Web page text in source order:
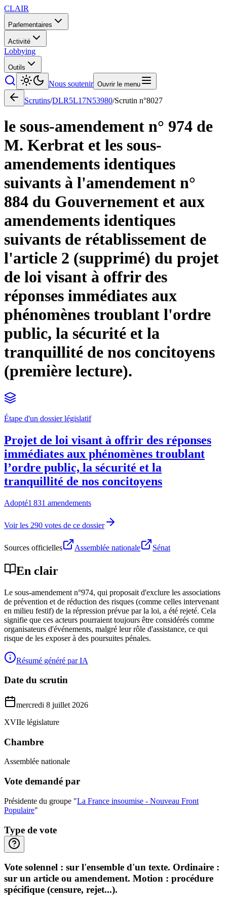
CLAIR
Parlementaires
Activité
Lobbying
Outils
Nous soutenir Ouvrir le menu
Scrutins/DLR5L17N53980/Scrutin n°8027
le sous-amendement n° 974 de
M. Kerbrat et les sous-
amendements identiques
suivants à l'amendement n°
884 du Gouvernement et aux
amendements identiques
suivants de rétablissement de
l'article 2 (supprimé) du projet
de loi visant à offrir des
réponses immédiates aux
phénomènes troublant l'ordre
public, la sécurité et la
tranquillité de nos concitoyens
(première lecture).
Étape d'un dossier législatif
Projet de loi visant à offrir des réponses
immédiates aux phénomènes troublant
l’ordre public, la sécurité et la
tranquillité de nos concitoyens
Adopté1 831 amendements
Voir les 290 votes de ce dossier
Sources officielles Assemblée nationale Sénat
En clair
Le sous-amendement n°974, qui proposait d'exclure les associations
de prévention et de réduction des risques (comme celles intervenant
en milieu festif) de la répression prévue par la loi, a été rejeté. Cela
signifie que ces acteurs pourraient toujours être considérés comme
organisateurs d'événements, malgré leur rôle d'assistance, ce qui
risque de les exposer à des poursuites pénales.
Résumé généré par IA
Date du scrutin
mercredi 8 juillet 2026
XVIIe législature
Chambre
Assemblée nationale
Vote demandé par
Présidente du groupe "La France insoumise - Nouveau Front
Populaire"
Type de vote
Vote solennel : sur l'ensemble d'un texte. Ordinaire :
sur un article ou amendement. Motion : procédure
spécifique (censure, rejet...).